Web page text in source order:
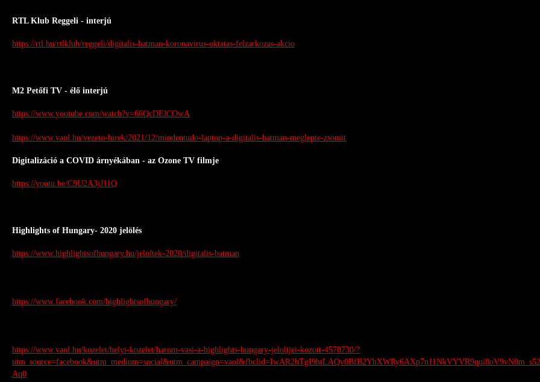
RTL Klub Reggeli - interjú
https://rtl.hu/rtlklub/reggeli/digitalis-batman-koronavirus-oktatas-felzarkozas-akcio
M2 Petőfi TV - élő interjú
https://www.youtube.com/watch?v=66QcDElCOwA
https://www.vaol.hu/vezeto-hirek/2021/12/mindentudo-laptop-a-digitalis-batman-meglepte-zsomit
Digitalizáció a COVID árnyékában - az Ozone TV filmje
https://youtu.be/C9U2A3jJ11Q
Highlights of Hungary- 2020 jelölés
https://www.highlightsofhungary.hu/jeloltek-2020/digitalis-batman
https://www.facebook.com/highlightsofhungary/
https://www.vaol.hu/kozelet/helyi-kozelet/harom-vasi-a-highlights-hungary-jeloltjei-kozott-4578730/?
Aq0